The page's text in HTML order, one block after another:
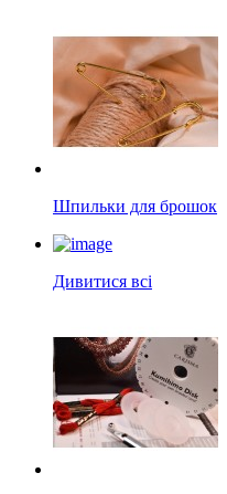
Шпильки для брошок
Дивитися всі